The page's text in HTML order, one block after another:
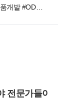
#코스메디크 #컨설팅 #제품개발 #ODM #OEM
전문가들이 참